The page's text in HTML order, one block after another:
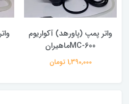
واتر پمپ (پاورهد) آکواریوم
MC-600ماهیران
1,390,000 تومان